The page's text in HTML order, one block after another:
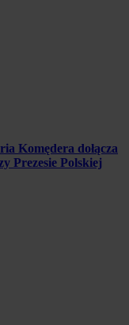
Komędera dołącza
Prezesie Polskiej